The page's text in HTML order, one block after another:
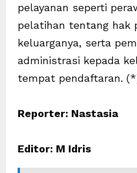
pelayanan seperti
pelatihan tentang hak
keluarganya, serta
administrasi kepada
tempat pendaftaran.
Reporter: Nastasia
Editor: M Idris